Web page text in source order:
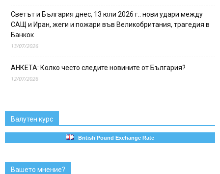
Светът и България днес, 13 юли 2026 г.: нови удари между
САЩ и Иран, жеги и пожари във Великобритания, трагедия в
Банкок
13/07/2026
АНКЕТА: Колко често следите новините от България?
12/07/2026
Валутен курс
British Pound Exchange Rate
Вашето мнение?